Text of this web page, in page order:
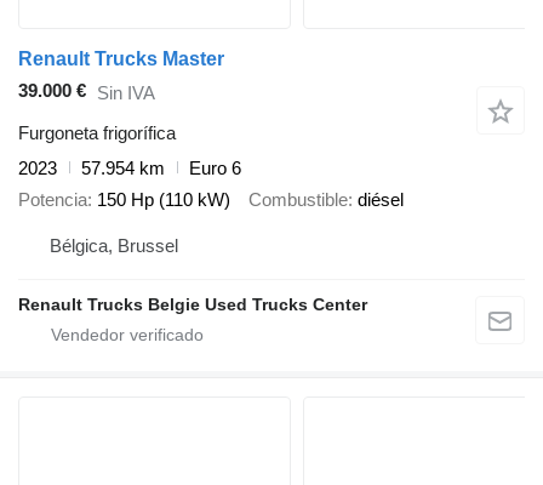
Renault Trucks Master
39.000 € Sin IVA
Furgoneta frigorífica
2023
57.954 km
Euro 6
Potencia 150 Hp (110 kW) Combustible diésel
Bélgica, Brussel
Renault Trucks Belgie Used Trucks Center